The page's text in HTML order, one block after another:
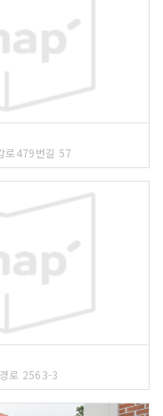
로479번길 57
로 2563-3